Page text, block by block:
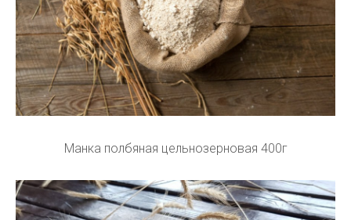
Манка полбяная цельнозерновая 400г